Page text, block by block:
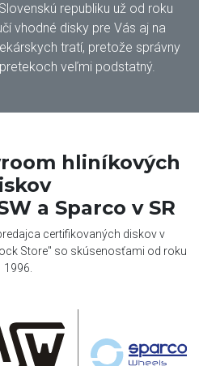
republiku už od roku
vhodné disky pre Vás aj na
tratí, pretože správny
veľmi podstatný.
hliníkových
a Sparco v SR
certifikovaných diskov v
Store" so skúsenosťami od roku
1996.